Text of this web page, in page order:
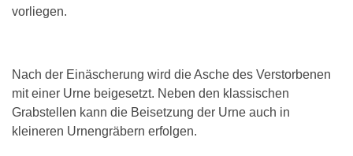
vorliegen.
Nach der Einäscherung wird die Asche des Verstorbenen
mit einer Urne beigesetzt. Neben den klassischen
Grabstellen kann die Beisetzung der Urne auch in
kleineren Urnengräbern erfolgen.